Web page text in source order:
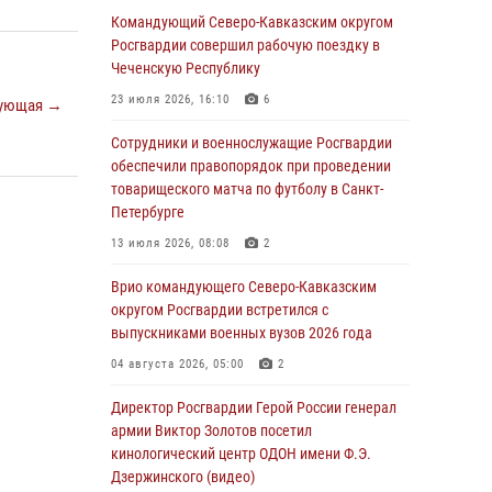
→
Заместитель директора Росгвардии генерал-
полковник Владислав Ершов поздравил
военнослужащих и сотрудников ведомства с
Днем физкультурника
«Росгвардия. Вехи истории»: первая
антитеррористическая операция войск
правопорядка
07 августа 2026, 15:28
В Башкортостане при силовой поддержке
спецназа Росгвардии пресечена
противоправная деятельность, связанная с
пропагандой терроризма (видео)
В Югре при содействии спецназа Росгвардии
пресечено более 180 нарушений
миграционного законодательства
Командующий Северо-Кавказским округом
Росгвардии совершил рабочую поездку в
Чеченскую Республику
23 июля 2026, 16:10 6
Сотрудники и военнослужащие Росгвардии
обеспечили правопорядок при проведении
товарищеского матча по футболу в Санкт-
Петербурге
13 июля 2026, 08:08 2
Врио командующего Северо-Кавказским
округом Росгвардии встретился с
выпускниками военных вузов 2026 года
04 августа 2026, 05:00 2
Директор Росгвардии Герой России генерал
армии Виктор Золотов посетил
кинологический центр ОДОН имени Ф.Э.
Дзержинского (видео)